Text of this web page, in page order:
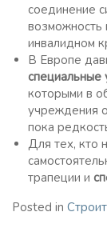
соединение
возможность
инвалидном
В Европе
специальные
которыми в
учреждения
пока
Для тех, кто
трапеции и
Posted in